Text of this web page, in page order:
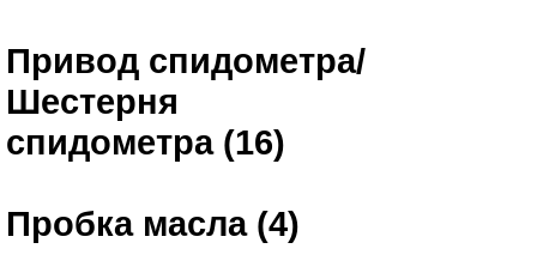
Привод спидометра/
Шестерня
спидометра (16)
Пробка масла (4)